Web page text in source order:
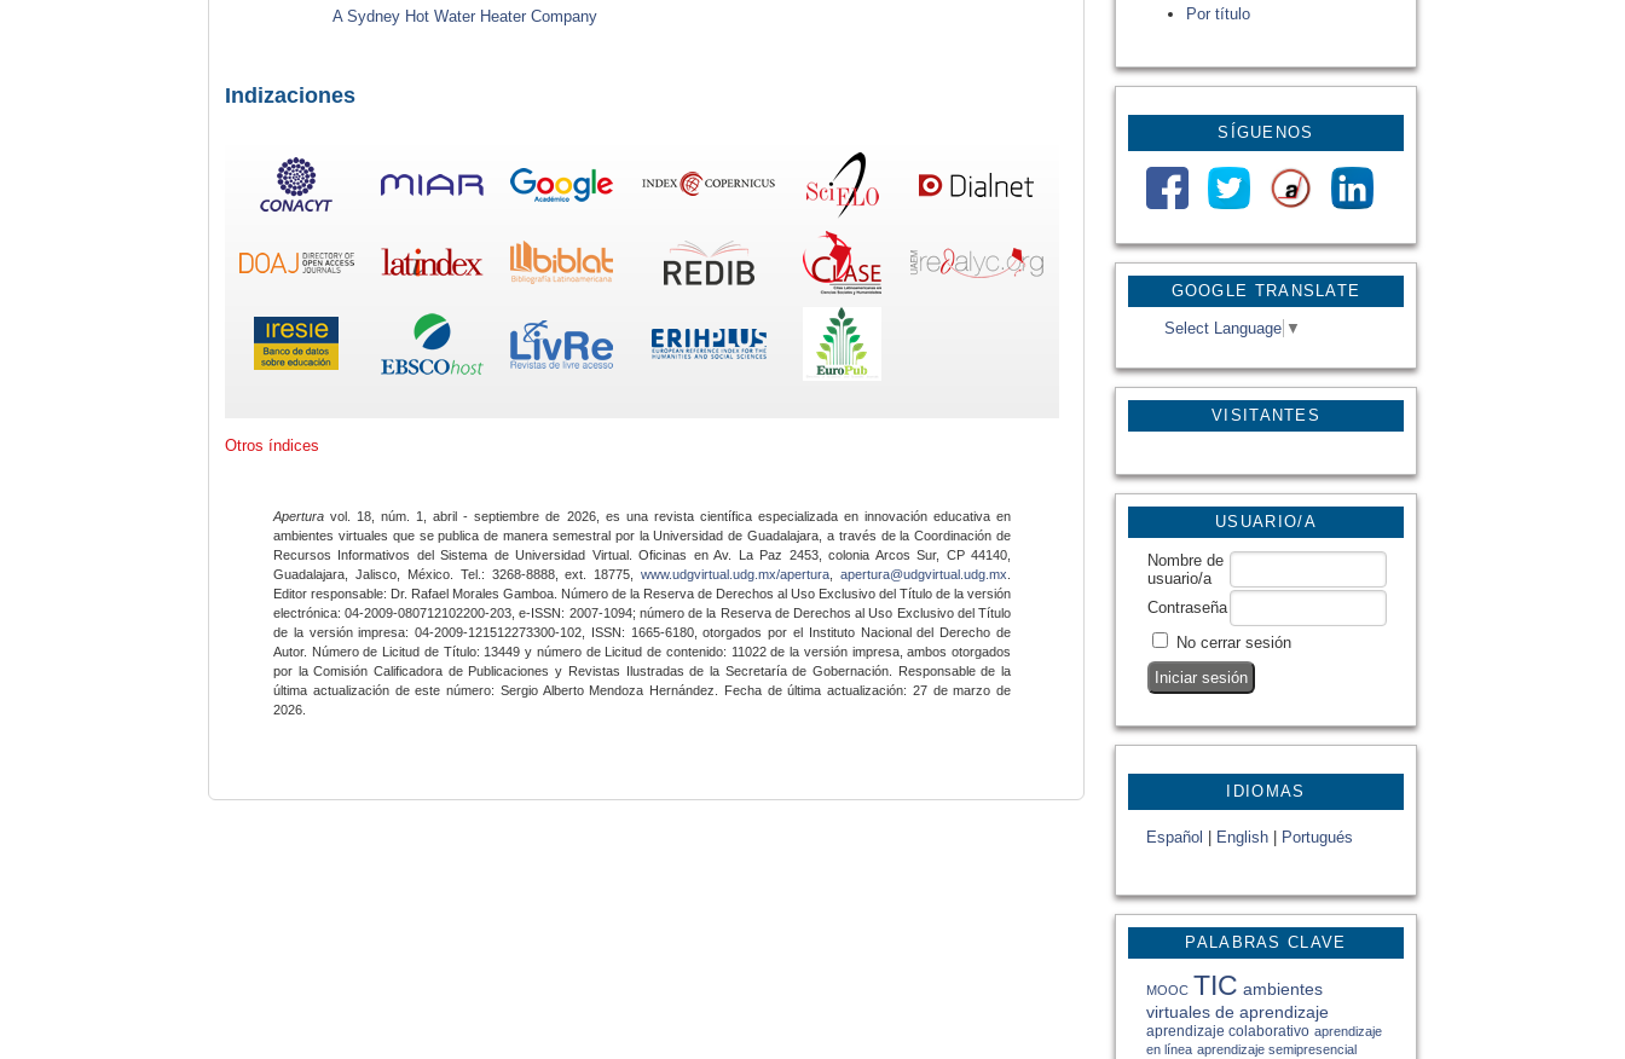
GOOGLE TRANSLATE
Select Language ▼
VISITANTES
Por título
SÍGUENOS
USUARIO/A
Nombre de
usuario/a
Contraseña
No cerrar sesión
IDIOMAS
Español English Portugués
PALABRAS CLAVE
MOOC TIC ambientes
virtuales de aprendizaje
aprendizaje colaborativo aprendizaje
en línea aprendizaje semipresencial
A Sydney Hot Water Heater Company
Indizaciones
Otros índices
Apertura vol. 18, núm. 1, abril - septiembre de 2026, es una revista científica especializada en innovación educativa en
ambientes virtuales que se publica de manera semestral por la Universidad de Guadalajara, a través de la Coordinación de
Recursos Informativos del Sistema de Universidad Virtual. Oficinas en Av. La Paz 2453, colonia Arcos Sur, CP 44140,
Guadalajara, Jalisco, México. Tel.: 3268-8888, ext. 18775,www.udgvirtual.udg.mx/apertura apertura@udgvirtual.udg.mx
Editor responsable: Dr. Rafael Morales Gamboa. Número de la Reserva de Derechos al Uso Exclusivo del Título de la versión
electrónica: 04-2009-080712102200-203, e-ISSN: 2007-1094; número de la Reserva de Derechos al Uso Exclusivo del Título
de la versión impresa: 04-2009-121512273300-102, ISSN: 1665-6180, otorgados por el Instituto Nacional del Derecho de
Autor. Número de Licitud de Título: 13449 y número de Licitud de contenido: 11022 de la versión impresa, ambos otorgados
por la Comisión Calificadora de Publicaciones y Revistas Ilustradas de la Secretaría de Gobernación. Responsable de la
última actualización de este número: Sergio Alberto Mendoza Hernández. Fecha de última actualización: 27 de marzo de
2026.